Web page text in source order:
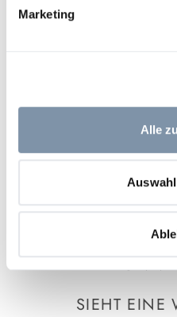
Marketing
Alle
RÄUMEN,
FARBTON
SIEHT EINE